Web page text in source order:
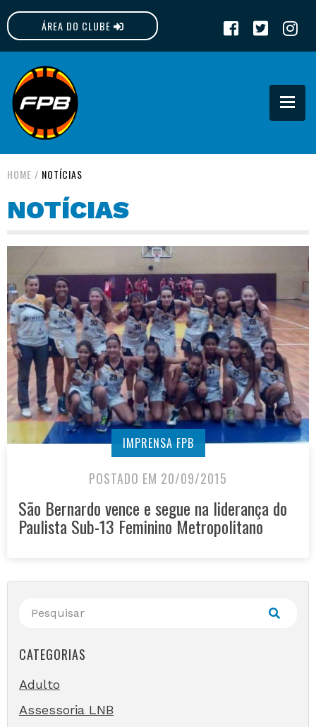
ÁREA DO CLUBE
FPB
HOME / NOTÍCIAS
NOTÍCIAS
IMPRENSA FPB
POSTADO EM 20/09/2015
São Bernardo vence e segue na liderança do
Paulista Sub-13 Feminino Metropolitano
CATEGORIAS
Adulto
Assessoria LNB